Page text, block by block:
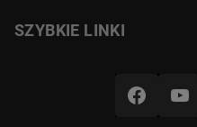
SZYBKIE LINKI